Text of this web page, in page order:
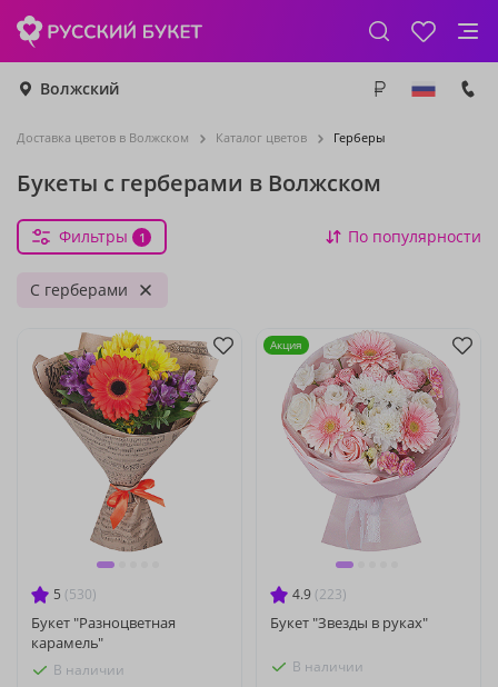
Волжский
Доставка цветов в Волжском Каталог цветов Герберы
Букеты с герберами в Волжском
Фильтры 1 По популярности
С герберами
5 (530)
Букет "Разноцветная
карамель"
В наличии
4.9 (223)
Букет "Звезды в руках"
В наличии
Акция